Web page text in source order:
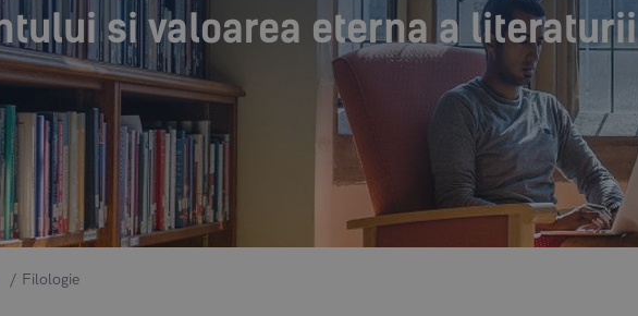
si valoarea eterna a literaturii
Filologie